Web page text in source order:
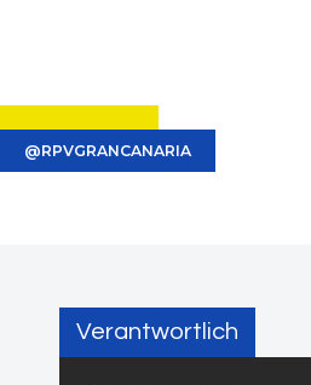
@RPVGRANCANARIA
Verantwortlich